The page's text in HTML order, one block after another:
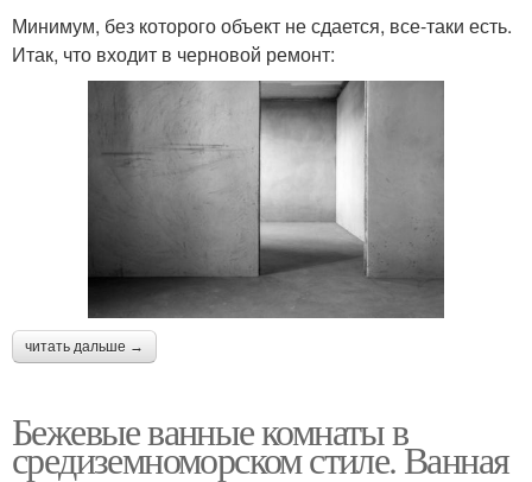
Минимум, без которого объект не сдается, все-таки есть.
Итак, что входит в черновой ремонт:
читать дальше →
Бежевые ванные комнаты в
средиземноморском стиле. Ванная